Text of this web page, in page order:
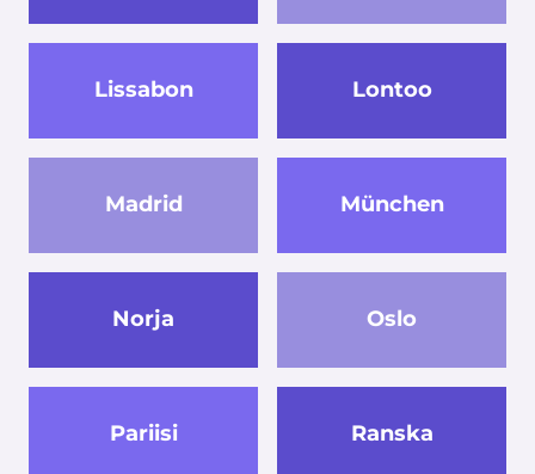
Lissabon Lontoo
Madrid München
Norja Oslo
Pariisi Ranska